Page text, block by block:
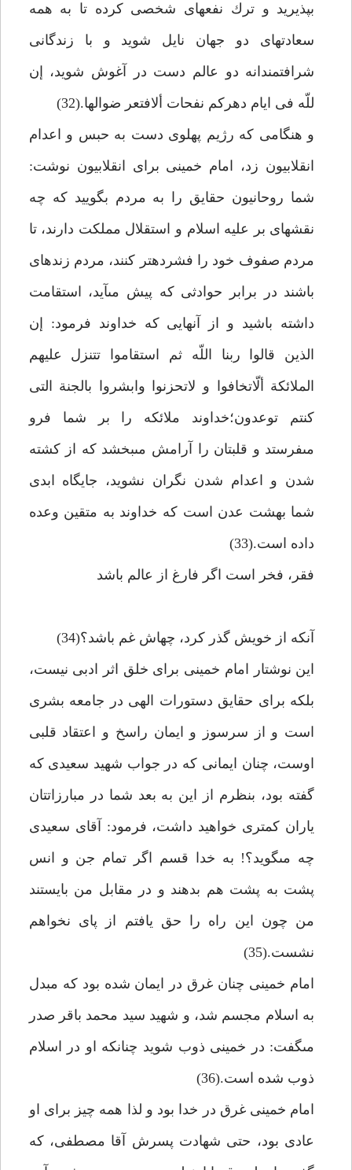
بپذيريد و ترك نفعهاى شخصى كرده تا به همه
سعادتهاى دو جهان نايل شويد و با زندگانى
شرافتمندانه دو عالم دست در آغوش شويد، إن
للّه فى ايام دهركم نفحات ألافتعر ضوالها.(32)
و هنگامى كه رژيم پهلوى دست به حبس و اعدام
انقلابيون زد، امام خمينى براى انقلابيون نوشت:
شما روحانيون حقايق را به مردم بگوييد كه چه
نقشه‏اى بر عليه اسلام و استقلال مملكت دارند، تا
مردم صفوف خود را فشرده‏تر كنند، مردم زنده‏اى
باشند در برابر حوادثى كه پيش مى‏آيد، استقامت
داشته باشيد و از آنهايى كه خداوند فرمود: إن
الذين قالوا ربنا اللّه ثم استقاموا تتنزل عليهم
الملائكة ألّاتخافوا و لاتحزنوا وابشروا بالجنة التى
كنتم توعدون؛خداوند ملائكه را بر شما فرو
مى‏فرستد و قلبتان را آرامش مى‏بخشد كه از كشته
شدن و اعدام شدن نگران نشويد، جايگاه ابدى
شما بهشت عدن است كه خداوند به متقين وعده
داده است.(33)
فقر، فخر است اگر فارغ از عالم باشد
آنكه از خويش گذر كرد، چه‏اش غم باشد؟(34)
اين نوشتار امام خمينى براى خلق اثر ادبى نيست،
بلكه براى حقايق دستورات الهى در جامعه بشرى
است و از سرسوز و ايمان راسخ و اعتقاد قلبى
اوست، چنان ايمانى كه در جواب شهيد سعيدى كه
گفته بود، بنظرم از اين به بعد شما در مبارزاتتان
ياران كمترى خواهيد داشت، فرمود: آقاى سعيدى
چه مى‏گويد؟! به خدا قسم اگر تمام جن و انس
پشت به پشت هم بدهند و در مقابل من بايستند
من چون اين راه را حق يافتم از پاى نخواهم
نشست.(35)
امام خمينى چنان غرق در ايمان شده بود كه مبدل
به اسلام مجسم شد، و شهيد سيد محمد باقر صدر
مى‏گفت: در خمينى ذوب شويد چنانكه او در اسلام
ذوب شده است.(36)
امام خمينى غرق در خدا بود و لذا همه چيز براى او
عادى بود، حتى شهادت پسرش آقا مصطفى، كه